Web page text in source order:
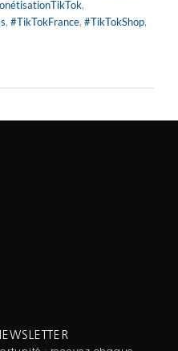
,
, #TikTokFrance, #TikTokShop,